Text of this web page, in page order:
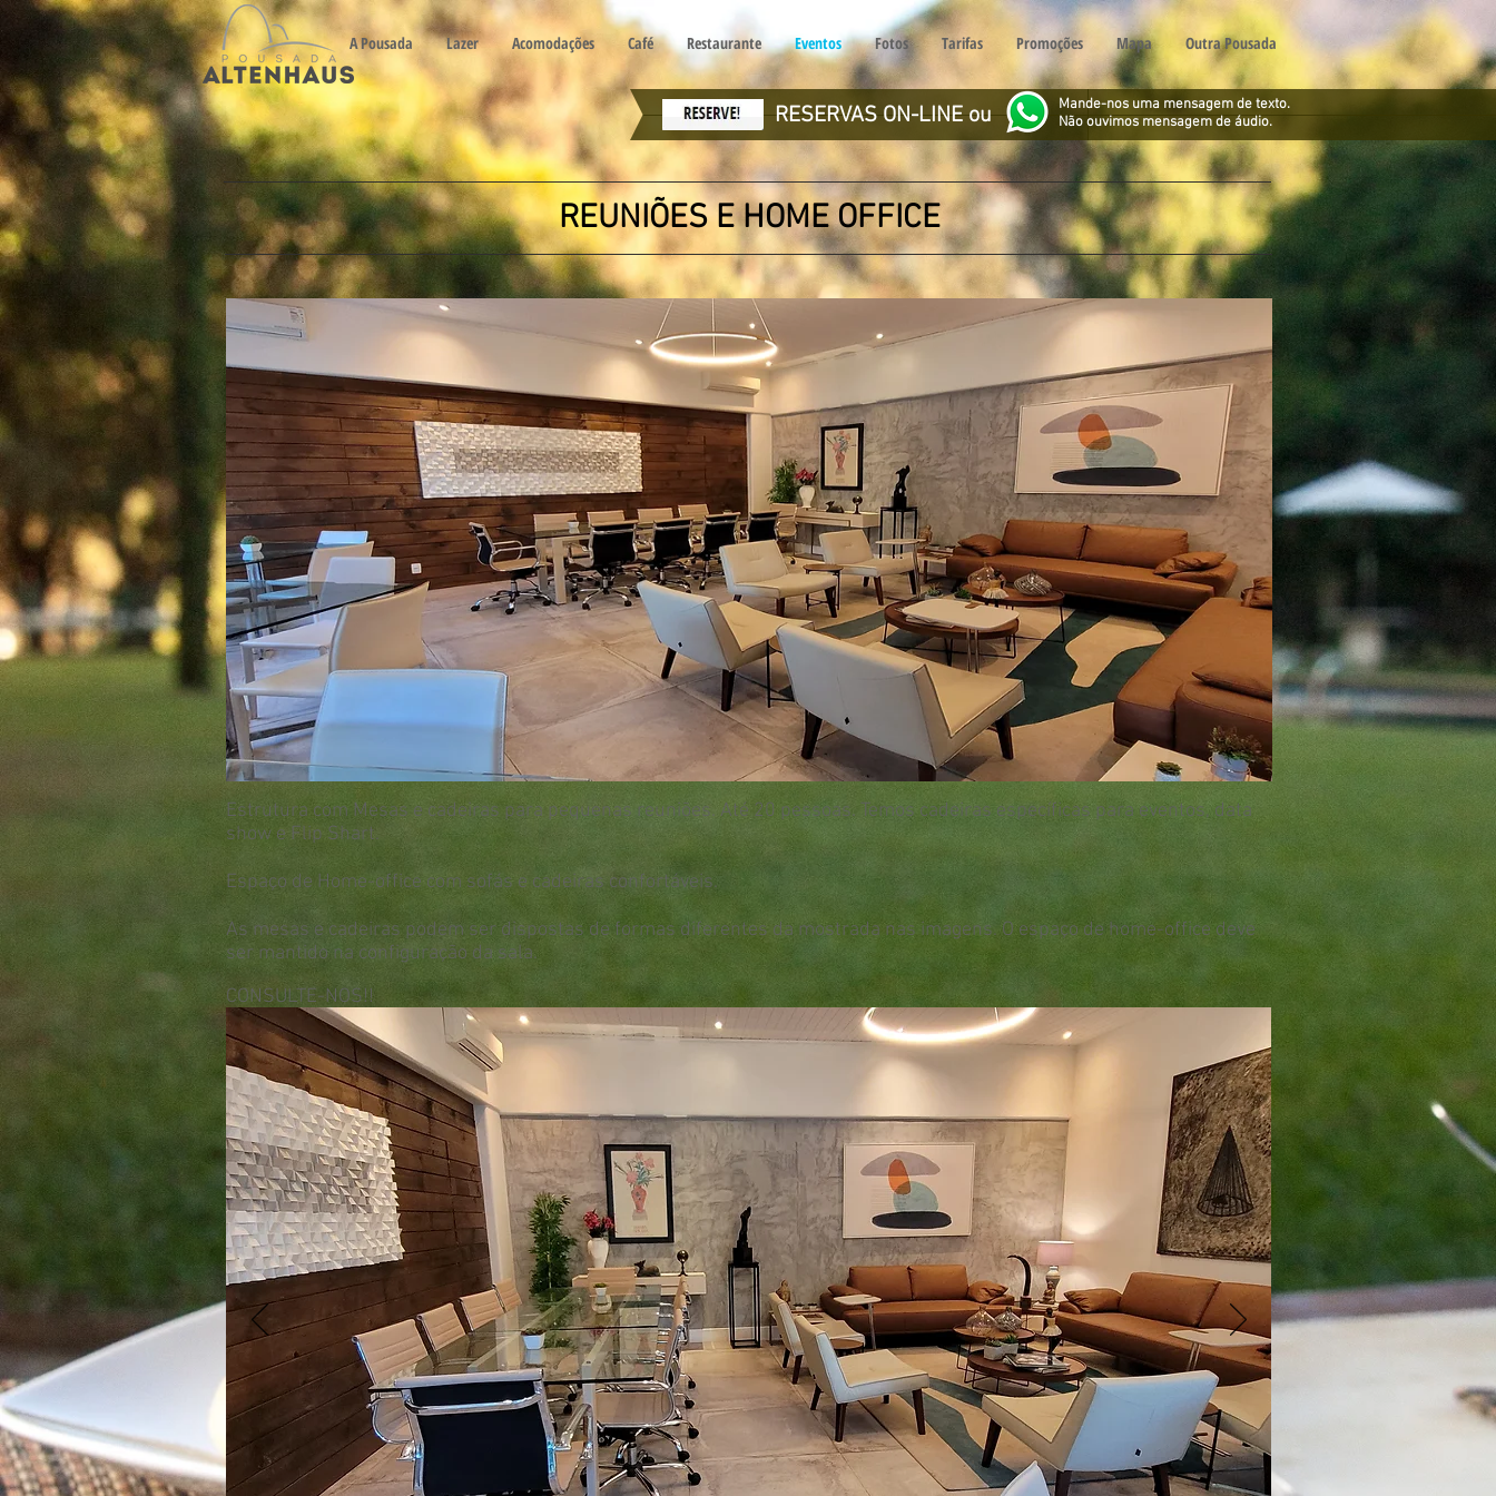
A Pousada Lazer Acomodações Café Restaurante Eventos Fotos Tarifas Promoções Mapa Outra Pousada
Mande-nos uma mensagem de texto.
Não ouvimos mensagem de áudio.
RESERVAS ON-LINE ou
REUNIÕES E HOME OFFICE
Estrutura com Mesas e cadeiras para pequenas reuniões. Até 20 pessoas. Temos cadeiras específicas para eventos, data
show e Flip Shart.
Espaço de Home-office com sofás e cadeiras confortáveis.
As mesas e cadeiras podem ser dispostas de formas diferentes da mostrada nas imagens. O espaço de home-office deve
ser mantido na configuração da sala.
CONSULTE-NOS!!